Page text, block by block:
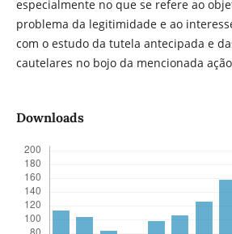
especialmente no que se refere ao
problema da legitimidade e ao
com o estudo da tutela antecipada e
cautelares no bojo da mencionada
Downloads